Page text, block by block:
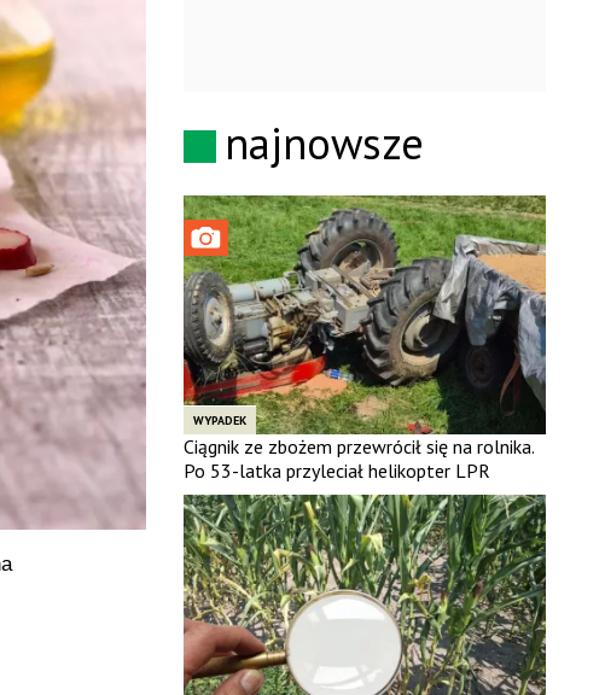
najnowsze
WYPADEK
Ciągnik ze zbożem przewrócił się na rolnika.
Po 53-latka przyleciał helikopter LPR